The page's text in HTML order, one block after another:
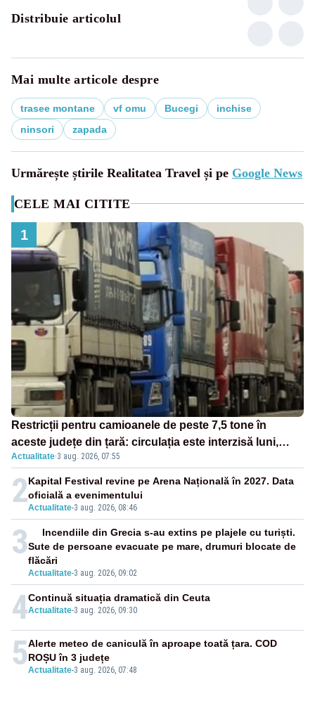
Distribuie articolul
Mai multe articole despre
trasee montane vf omu Bucegi
inchise
ninsori
zapada
Urmărește știrile Realitatea Travel și pe Google News
CELE MAI CITITE
1
Restricții pentru camioanele de peste 7,5 tone în
aceste județe din țară: circulația este interzisă luni,
între orele 12:00 și 20:00
Actualitate·3 aug. 2026, 07:55
2Actualitate-3 aug. 2026, 08:46
Kapital Festival revine pe Arena Națională în 2027. Data
oficială a evenimentului
3
Actualitate-3 aug. 2026, 09:02
Incendiile din Grecia s-au extins pe plajele cu turiști.
Sute de persoane evacuate pe mare, drumuri blocate de
flăcări
4Actualitate-3 aug. 2026, 09:30
Continuă situația dramatică din Ceuta
5Actualitate-3 aug. 2026, 07:48
Alerte meteo de caniculă în aproape toată țara. COD
ROȘU în 3 județe